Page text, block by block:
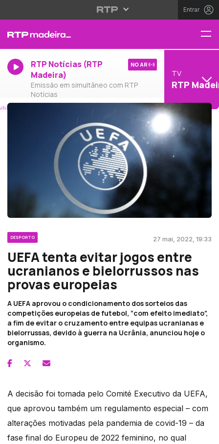
Entrar
RTP Notícias (RTP
Madeira)
Emissão em simultâneo com RTP
Notícias
NO AR
TV
RTP
DESPORTO 27 mai, 2022, 19:33
UEFA tenta evitar jogos entre
ucranianos e bielorrussos nas
provas europeias
A UEFA aprovou o condicionamento dos sorteios das
competições europeias de futebol, “com efeito imediato”,
a fim de evitar o cruzamento entre equipas ucranianas e
bielorrussas, devido à guerra na Ucrânia, anunciou hoje o
organismo.
A decisão foi tomada pelo Comité Executivo da UEFA,
que aprovou também um regulamento especial – com
alterações motivadas pela pandemia de covid-19 – da
fase final do Europeu de 2022 feminino, no qual